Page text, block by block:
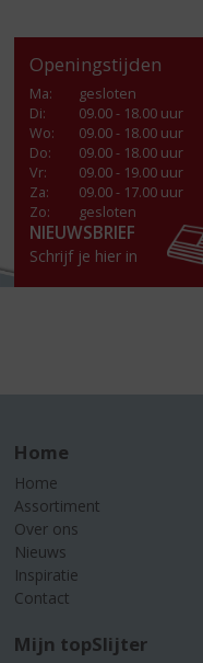
Openingstijden
Ma:
gesloten
Di:
09.00 - 18.00 uur
Wo:
09.00 - 18.00 uur
Do:
09.00 - 18.00 uur
Vr:
09.00 - 19.00 uur
Za:
09.00 - 17.00 uur
Zo:
gesloten
NIEUWSBRIEF
Schrijf je hier in
Home
Home
Assortiment
Over ons
Nieuws
Inspiratie
Contact
Mijn topSlijter